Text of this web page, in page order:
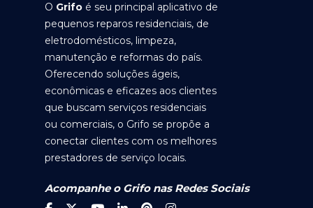
O Grifo é seu principal aplicativo de
pequenos reparos residenciais, de
eletrodomésticos, limpeza,
manutenção e reformas do país.
Oferecendo soluções ágeis,
econômicas e eficazes aos clientes
que buscam serviços residenciais
ou comerciais, o Grifo se propõe a
conectar clientes com os melhores
prestadores de serviço locais.
Acompanhe o Grifo nas Redes Sociais